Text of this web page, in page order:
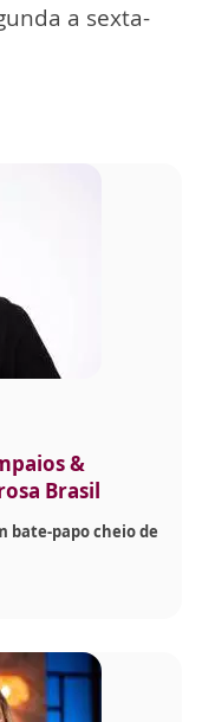
a sexta-
&
Brasil
bate-papo cheio de